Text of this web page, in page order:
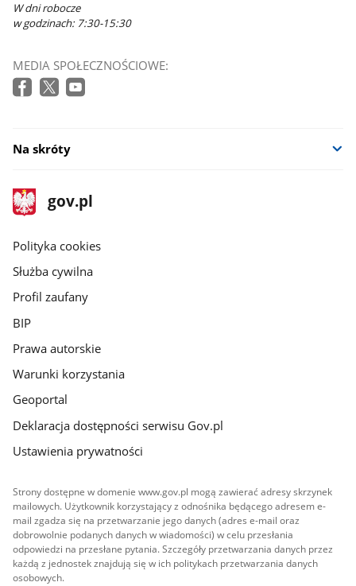
W dni robocze
w godzinach: 7:30-15:30
MEDIA SPOŁECZNOŚCIOWE:
Na skróty
stopka
gov.pl
Strona
gov.pl
gov.pl
Polityka cookies
Służba cywilna
Profil zaufany
BIP
Prawa autorskie
Warunki korzystania
Geoportal
Deklaracja dostępności serwisu Gov.pl
Ustawienia prywatności
Strony dostępne w domenie www.gov.pl mogą zawierać adresy skrzynek
mailowych. Użytkownik korzystający z odnośnika będącego adresem e-
mail zgadza się na przetwarzanie jego danych (adres e-mail oraz
dobrowolnie podanych danych w wiadomości) w celu przesłania
odpowiedzi na przesłane pytania. Szczegóły przetwarzania danych przez
każdą z jednostek znajdują się w ich politykach przetwarzania danych
osobowych.